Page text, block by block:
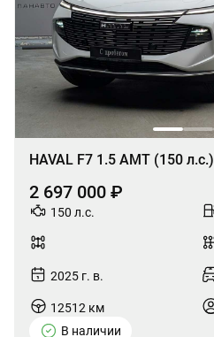
HAVAL F7 1.5 AMT (150 л.с.)
2 697 000 ₽
150 л.с.
2025 г. в.
12512 км
В наличии